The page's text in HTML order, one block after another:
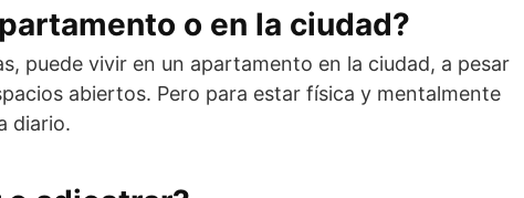
o en la ciudad?
puede vivir en un apartamento en la ciudad, a pesar
abiertos. Pero para estar física y mentalmente
diario.